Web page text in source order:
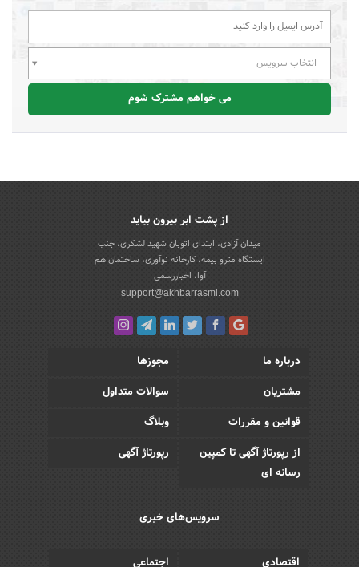
انتخاب سرویس
می خواهم مشترک شوم
از پشت ابر بیرون بیاید
میدان آزادی، ابتدای اتوبان شهید لشکری، جنب
ایستگاه مترو بیمه، کارخانه نوآوری، ساختمان هم
آوا، اخباررسمی
support@akhbarrasmi.com
درباره ما
مجوزها
مشتریان
سوالات متداول
قوانین و مقررات
وبلاگ
از رپورتاژ آگهی تا کمپین
رسانه ای
رپورتاژ آگهی
سرویس‌های خبری
اقتصادی اجتماعی